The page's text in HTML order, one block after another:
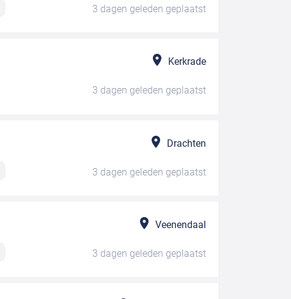
3 dagen geleden geplaatst
Kerkrade
3 dagen geleden geplaatst
Drachten
3 dagen geleden geplaatst
Veenendaal
3 dagen geleden geplaatst